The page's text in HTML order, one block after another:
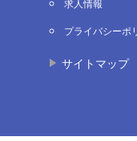
プライバシーポ
サイトマップ